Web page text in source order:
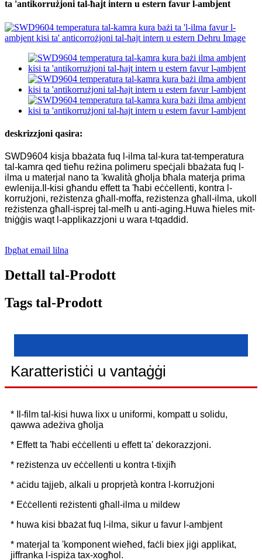
ta 'antikorrużjoni tal-ħajt intern u estern favur l-ambjent
deskrizzjoni qasira:
SWD9604 kisja bbażata fuq l-ilma tal-kura tat-temperatura
tal-kamra qed tieħu reżina polimeru speċjali bbażata fuq l-
ilma u materjal nano ta 'kwalità għolja bħala materja prima
ewlenija.Il-kisi għandu effett ta 'ħabi eċċellenti, kontra l-
korrużjoni, reżistenza għall-moffa, reżistenza għall-ilma, ukoll
reżistenza għall-isprej tal-melħ u anti-aging.Huwa ħieles mit-
tniġġis waqt l-applikazzjoni u wara t-tqaddid.
Ibgħat email lilna
Dettall tal-Prodott
Tags tal-Prodott
Karatteristiċi u vantaġġi
* Il-film tal-kisi huwa lixx u uniformi, kompatt u solidu,
qawwa adeżiva għolja
* Effett ta 'ħabi eċċellenti u effett ta' dekorazzjoni.
* reżistenza uv eċċellenti u kontra t-tixjiħ
* aċidu tajjeb, alkali u proprjetà kontra l-korrużjoni
* Eċċellenti reżistenti għall-ilma u mildew
* huwa kisi bbażat fuq l-ilma, sikur u favur l-ambjent
* materjal ta 'komponent wieħed, faċli biex jiġi applikat,
jiffranka l-ispiża tax-xogħol.